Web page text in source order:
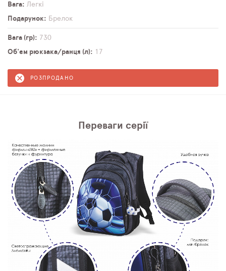
Вага
Легкі
Подарунок
Брелок
Вага (гр)
730
Об'єм рюкзака/ранця (л)
17
РОЗПРОДАНО
Переваги серії